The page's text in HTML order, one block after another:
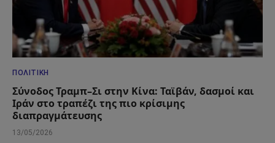
ΠΟΛΙΤΙΚΉ
Σύνοδος Τραμπ–Σι στην Κίνα: Ταϊβάν, δασμοί και
Ιράν στο τραπέζι της πιο κρίσιμης
διαπραγμάτευσης
13/05/2026